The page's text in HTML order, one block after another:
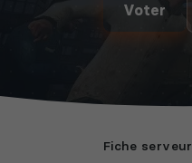
Voter
Fiche serveur